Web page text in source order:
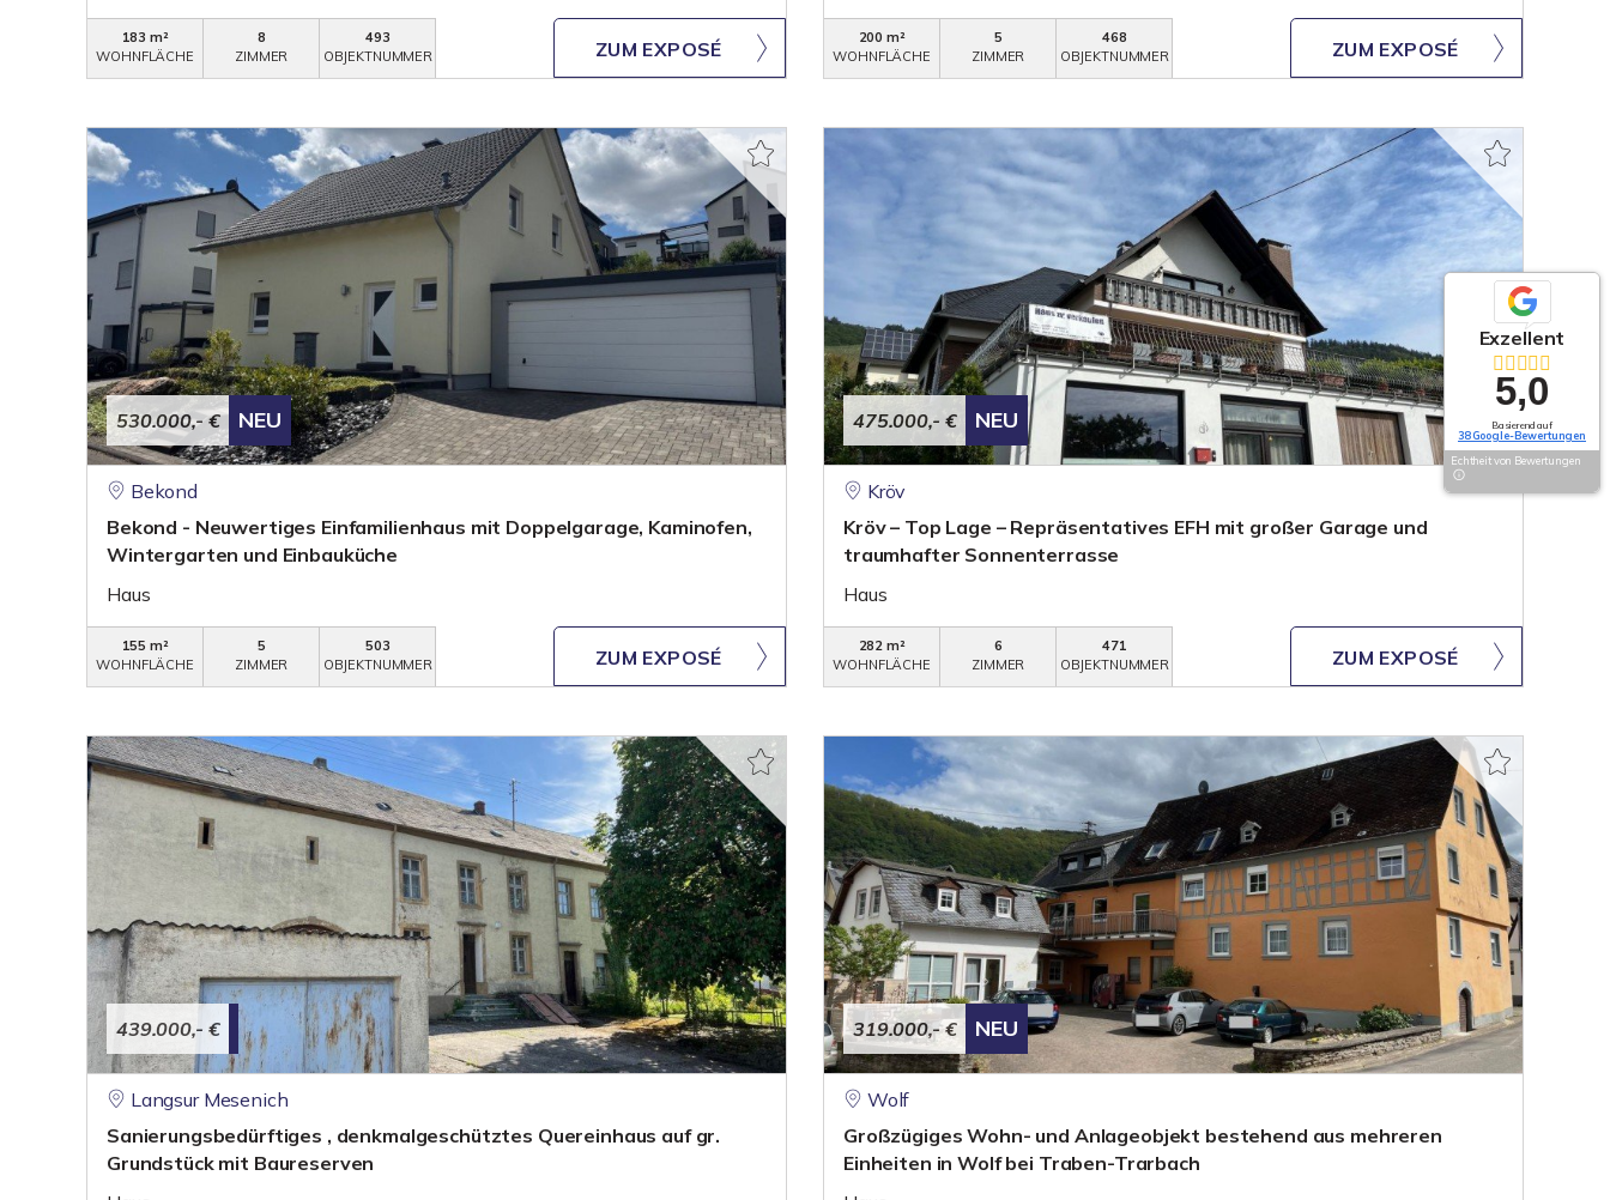
183 m²
WOHNFLÄCHE
8
ZIMMER
493
OBJEKTNUMMER
ZUM EXPOSÉ
200 m²
WOHNFLÄCHE
5
ZIMMER
468
OBJEKTNUMMER
ZUM EXPOSÉ
530.000,- € NEU
Bekond
Bekond - Neuwertiges Einfamilienhaus mit Doppelgarage, Kaminofen,
Wintergarten und Einbauküche
Haus
155 m²
WOHNFLÄCHE
5
ZIMMER
503
OBJEKTNUMMER
ZUM EXPOSÉ
475.000,- € NEU
Kröv
Kröv – Top Lage – Repräsentatives EFH mit großer Garage und
traumhafter Sonnenterrasse
Haus
282 m²
WOHNFLÄCHE
6
ZIMMER
471
OBJEKTNUMMER
ZUM EXPOSÉ
439.000,- €
Langsur Mesenich
Sanierungsbedürftiges , denkmalgeschütztes Quereinhaus auf gr.
Grundstück mit Baureserven
319.000,- € NEU
Wolf
Großzügiges Wohn- und Anlageobjekt bestehend aus mehreren
Einheiten in Wolf bei Traben-Trarbach
Exzellent
5,0
Basierend auf
38 Google-Bewertungen
Echtheit von Bewertungen